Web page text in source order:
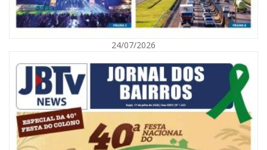
PENHA
24/07/2026